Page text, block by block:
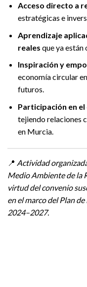
Acceso directo a
estratégicas e
Aprendizaje
reales que ya están
Inspiración y
economía circular
futuros.
Participación en
tejiendo relaciones
en Murcia.
📍 Actividad
Medio Ambiente de la
virtud del convenio
en el marco del Plan
2024–2027.